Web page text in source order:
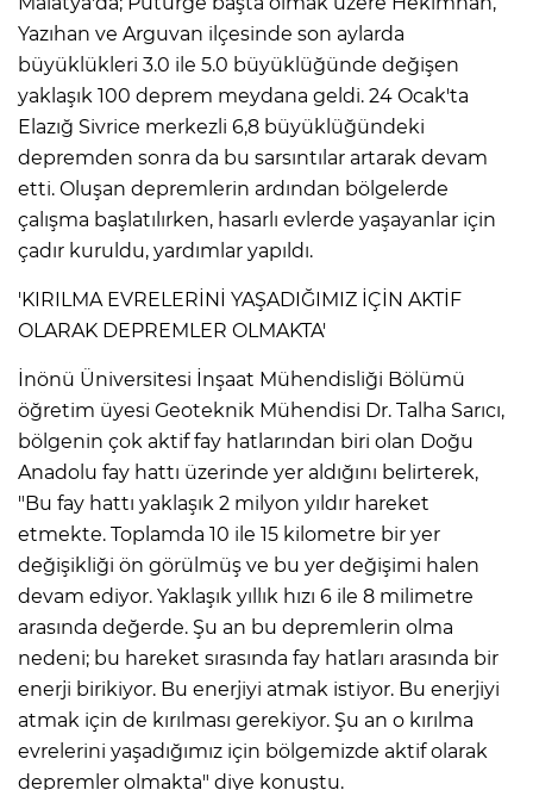
Yazıhan ve Arguvan ilçesinde son aylarda
büyüklükleri 3.0 ile 5.0 büyüklüğünde değişen
yaklaşık 100 deprem meydana geldi. 24 Ocak'ta
Elazığ Sivrice merkezli 6,8 büyüklüğündeki
depremden sonra da bu sarsıntılar artarak devam
etti. Oluşan depremlerin ardından bölgelerde
çalışma başlatılırken, hasarlı evlerde yaşayanlar için
çadır kuruldu, yardımlar yapıldı.
'KIRILMA EVRELERİNİ YAŞADIĞIMIZ İÇİN AKTİF
OLARAK DEPREMLER OLMAKTA'
İnönü Üniversitesi İnşaat Mühendisliği Bölümü
öğretim üyesi Geoteknik Mühendisi Dr. Talha Sarıcı,
bölgenin çok aktif fay hatlarından biri olan Doğu
Anadolu fay hattı üzerinde yer aldığını belirterek,
"Bu fay hattı yaklaşık 2 milyon yıldır hareket
etmekte. Toplamda 10 ile 15 kilometre bir yer
değişikliği ön görülmüş ve bu yer değişimi halen
devam ediyor. Yaklaşık yıllık hızı 6 ile 8 milimetre
arasında değerde. Şu an bu depremlerin olma
nedeni; bu hareket sırasında fay hatları arasında bir
enerji birikiyor. Bu enerjiyi atmak istiyor. Bu enerjiyi
atmak için de kırılması gerekiyor. Şu an o kırılma
evrelerini yaşadığımız için bölgemizde aktif olarak
depremler olmakta" diye konuştu.